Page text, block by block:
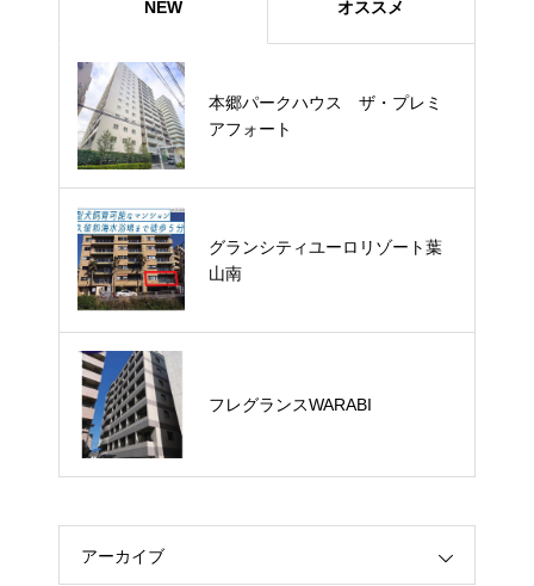
NEW オススメ
本郷パークハウス ザ・プレミ
アフォート
グランシティユーロリゾート葉
山南
フレグランスWARABI
旧軽井沢 鹿島の森北
軽井沢南原グルメ通り 築浅戸建
て
【速報】箱根仙石原 保養所
アーカイブ